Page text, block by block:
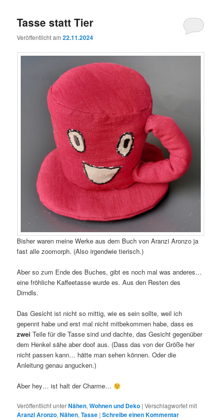
Tasse statt Tier
Veröffentlicht am22.11.2024
Bisher waren meine Werke aus dem Buch von Aranzi Aronzo ja
fast alle zoomorph. (Also irgendwie tierisch.)
Aber so zum Ende des Buches, gibt es noch mal was anderes…
eine fröhliche Kaffeetasse wurde es. Aus den Resten des
Dirndls.
Das Gesicht ist nicht so mittig, wie es sein sollte, weil ich
gepennt habe und erst mal nicht mitbekommen habe, dass es
zwei Teile für die Tasse sind und dachte, das Gesicht gegenüber
dem Henkel sähe aber doof aus. (Dass das von der Größe her
nicht passen kann… hätte man sehen können. Oder die
Anleitung genau angucken.)
Aber hey… ist halt der Charme…
Veröffentlicht unterNähen,Wohnen und Deko |Verschlagwortet mit
Aranzi Aronzo,Nähen,Tasse |Schreibe einen Kommentar